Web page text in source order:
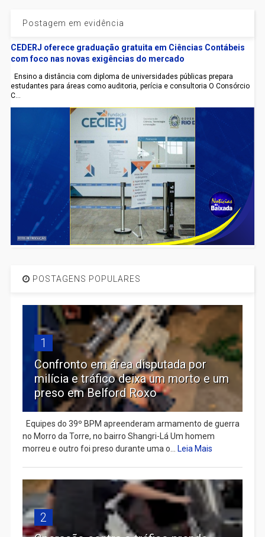
Postagem em evidência
CEDERJ oferece graduação gratuita em Ciências Contábeis
com foco nas novas exigências do mercado
Ensino a distância com diploma de universidades públicas prepara
estudantes para áreas como auditoria, perícia e consultoria O Consórcio
C...
POSTAGENS POPULARES
1
Confronto em área disputada por
milícia e tráfico deixa um morto e um
preso em Belford Roxo
Equipes do 39º BPM apreenderam armamento de guerra
no Morro da Torre, no bairro Shangri-Lá Um homem
morreu e outro foi preso durante uma o... Leia Mais
2